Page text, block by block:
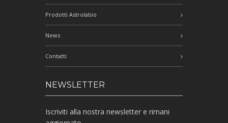
Prodotti Astrolabio
News
Contatti
NEWSLETTER
Iscriviti alla nostra newsletter e rimani